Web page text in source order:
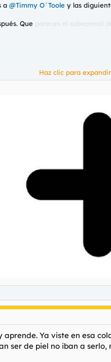
a @Timmy O´Toole y las
Que pareces el subnormal de
que todo establecimiento
mínima o directamente
Haz clic para
Ya viste en esa
de piel no iban a